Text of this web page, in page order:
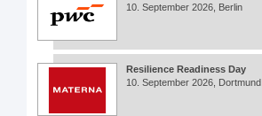
10. September 2026, Berlin
Resilience Readiness Day
10. September 2026, Dortmund